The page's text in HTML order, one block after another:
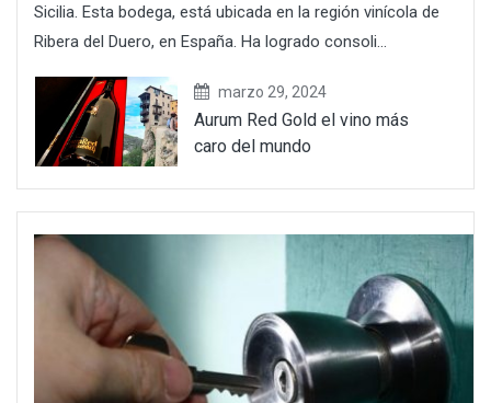
Sicilia. Esta bodega, está ubicada en la región vinícola de
Ribera del Duero, en España. Ha logrado consoli...
marzo 29, 2024
Aurum Red Gold el vino más
caro del mundo